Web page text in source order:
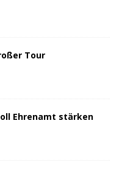
Tour
Ehrenamt stärken